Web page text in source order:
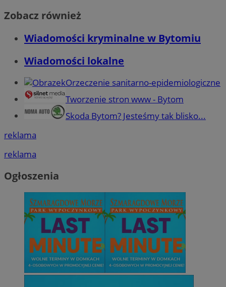
Zobacz również
Wiadomości kryminalne w Bytomiu
Wiadomości lokalne
Orzeczenie sanitarno-epidemiologiczne
Tworzenie stron www - Bytom
Skoda Bytom? Jesteśmy tak blisko...
reklama
reklama
Ogłoszenia